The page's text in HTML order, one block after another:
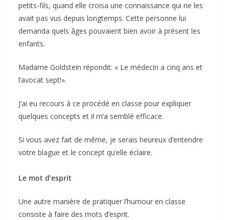
petits-fils, quand elle croisa une connaissance qui ne les
avait pas vus depuis longtemps. Cette personne lui
demanda quels âges pouvaient bien avoir à présent les
enfants.
Madame Goldstein répondit: « Le médecin a cinq ans et
l’avocat sept!».
J’ai eu recours à ce procédé en classe pour expliquer
quelques concepts et il m’a semblé efficace.
Si vous avez fait de même, je serais heureux d’entendre
votre blague et le concept qu’elle éclaire.
Le mot d’esprit
Une autre manière de pratiquer l’humour en classe
consiste à faire des mots d’esprit.